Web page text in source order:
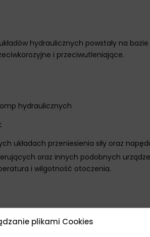
plikami Cookies
hydraulicznych powstały na
i przeciwutleniające.
hydraulicznych
układach przeniesienia siły oraz
oraz innych podobnych
i wilgotność otoczenia.